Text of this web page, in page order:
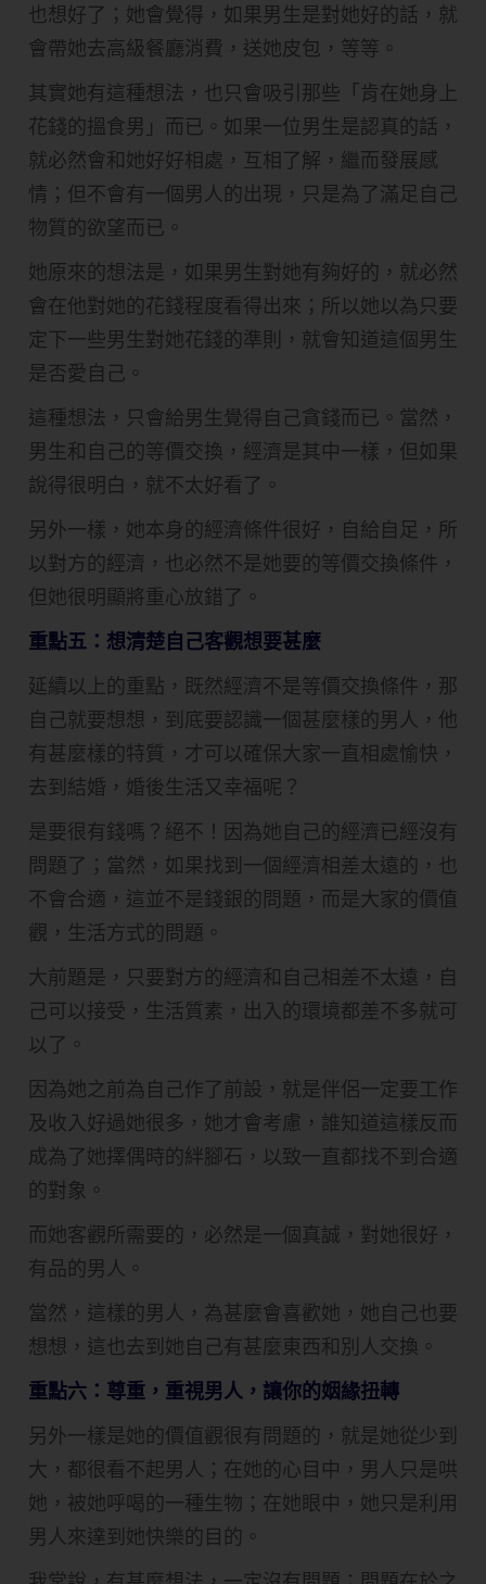
也想好了；她會覺得，如果男生是對她好的話，就
會帶她去高級餐廳消費，送她皮包，等等。
其實她有這種想法，也只會吸引那些「肯在她身上
花錢的搵食男」而已。如果一位男生是認真的話，
就必然會和她好好相處，互相了解，繼而發展感
情；但不會有一個男人的出現，只是為了滿足自己
物質的欲望而已。
她原來的想法是，如果男生對她有夠好的，就必然
會在他對她的花錢程度看得出來；所以她以為只要
定下一些男生對她花錢的準則，就會知道這個男生
是否愛自己。
這種想法，只會給男生覺得自己貪錢而已。當然，
男生和自己的等價交換，經濟是其中一樣，但如果
說得很明白，就不太好看了。
另外一樣，她本身的經濟條件很好，自給自足，所
以對方的經濟，也必然不是她要的等價交換條件，
但她很明顯將重心放錯了。
重點五：想清楚自己客觀想要甚麼
延續以上的重點，既然經濟不是等價交換條件，那
自己就要想想，到底要認識一個甚麼樣的男人，他
有甚麼樣的特質，才可以確保大家一直相處愉快，
去到結婚，婚後生活又幸福呢？
是要很有錢嗎？絕不！因為她自己的經濟已經沒有
問題了；當然，如果找到一個經濟相差太遠的，也
不會合適，這並不是錢銀的問題，而是大家的價值
觀，生活方式的問題。
大前題是，只要對方的經濟和自己相差不太遠，自
己可以接受，生活質素，出入的環境都差不多就可
以了。
因為她之前為自己作了前設，就是伴侶一定要工作
及收入好過她很多，她才會考慮，誰知道這樣反而
成為了她擇偶時的絆腳石，以致一直都找不到合適
的對象。
而她客觀所需要的，必然是一個真誠，對她很好，
有品的男人。
當然，這樣的男人，為甚麼會喜歡她，她自己也要
想想，這也去到她自己有甚麼東西和別人交換。
重點六：尊重，重視男人，讓你的姻緣扭轉
另外一樣是她的價值觀很有問題的，就是她從少到
大，都很看不起男人；在她的心目中，男人只是哄
她，被她呼喝的一種生物；在她眼中，她只是利用
男人來達到她快樂的目的。